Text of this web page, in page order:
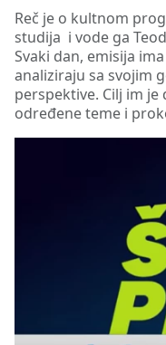
Reč je o kultnom
studija i vode ga
Svaki dan, emisija
analiziraju sa svojim
perspektive. Cilj im je
određene teme i